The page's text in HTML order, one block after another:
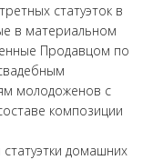
статуэток в
в материальном
Продавцом по
молодоженов с
композиции
домашних